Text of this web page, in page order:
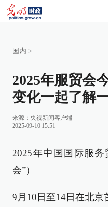
国内 >
2025年服贸会
变化一起了解
来源： 央视新闻客户端
2025-09-10 15:51
2025年中国国际服
会”）
9月10日至14日在北京